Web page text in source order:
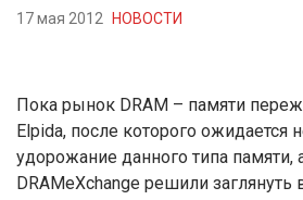
17 мая 2012 НОВОСТИ
Пока рынок DRAM – памяти
Elpida, после которого ожидается
удорожание данного типа памяти,
DRAMeXchange решили заглянуть